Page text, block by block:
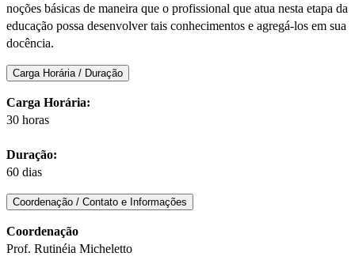
noções básicas de maneira que o profissional que atua nesta etapa da
educação possa desenvolver tais conhecimentos e agregá-los em sua
docência.
Carga Horária / Duração
Carga Horária:
30 horas
Duração:
60 dias
Coordenação / Contato e Informações
Coordenação
Prof. Rutinéia Micheletto